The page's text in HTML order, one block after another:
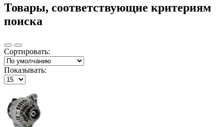
Товары, соответствующие критериям
поиска
Сортировать:
Показывать: